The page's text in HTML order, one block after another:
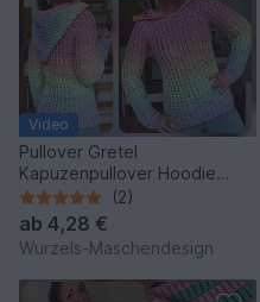
Video
Pullover Gretel
Kapuzenpullover Hoodie
häkeln
(2)
ab 4,28 €
Wurzels-Maschendesign